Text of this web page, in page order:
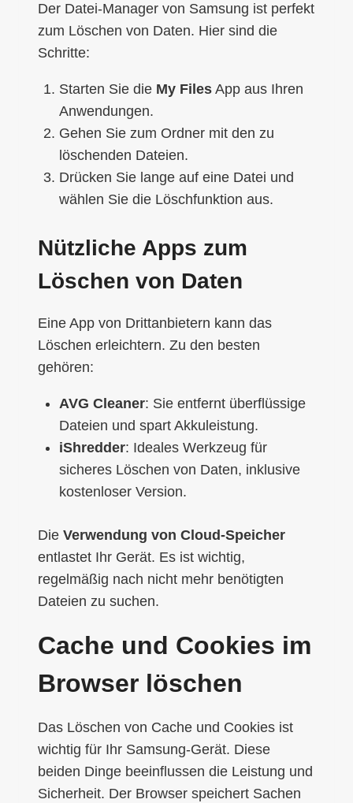
Der Datei-Manager von Samsung ist perfekt
zum Löschen von Daten. Hier sind die
Schritte:
Starten Sie die My Files App aus Ihren
Anwendungen.
Gehen Sie zum Ordner mit den zu
löschenden Dateien.
Drücken Sie lange auf eine Datei und
wählen Sie die Löschfunktion aus.
Nützliche Apps zum
Löschen von Daten
Eine App von Drittanbietern kann das
Löschen erleichtern. Zu den besten
gehören:
AVG Cleaner: Sie entfernt überflüssige
Dateien und spart Akkuleistung.
iShredder: Ideales Werkzeug für
sicheres Löschen von Daten, inklusive
kostenloser Version.
Die Verwendung von Cloud-Speicher
entlastet Ihr Gerät. Es ist wichtig,
regelmäßig nach nicht mehr benötigten
Dateien zu suchen.
Cache und Cookies im
Browser löschen
Das Löschen von Cache und Cookies ist
wichtig für Ihr Samsung-Gerät. Diese
beiden Dinge beeinflussen die Leistung und
Sicherheit. Der Browser speichert Sachen